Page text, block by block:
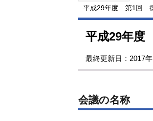
平成29年度 第1回
平成29年
最終更新日：2017
会議の名称